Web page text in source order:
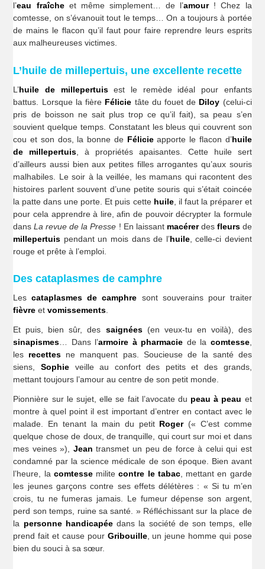
l’eau fraîcheet même simplement… de l’amour! Chez la
comtesse, on s’évanouit tout le temps… On a toujours à portée
de mains le flacon qu’il faut pour faire reprendre leurs esprits
aux malheureuses victimes.
L’huile de millepertuis, une excellente recette
L’huile de millepertuisest le remède idéal pour enfants
battus. Lorsque la fière Félicie tâte du fouet de Diloy (celui-ci
pris de boisson ne sait plus trop ce qu’il fait), sa peau s’en
souvient quelque temps. Constatant les bleus qui couvrent son
cou et son dos, la bonne de Félicieapporte le flacon d’huile
de millepertuis , à propriétés apaisantes. Cette huile sert
d’ailleurs aussi bien aux petites filles arrogantes qu’aux souris
malhabiles. Le soir à la veillée, les mamans qui racontent des
histoires parlent souvent d’une petite souris qui s’était coincée
la patte dans une porte. Et puis cette huile, il faut la préparer et
pour cela apprendre à lire, afin de pouvoir décrypter la formule
dansLa revue de la Presse ! En laissant macérerdes fleursde
millepertuis pendant un mois dans de l’huile, celle-ci devient
rouge et prête à l’emploi.
Des cataplasmes de camphre
Lescataplasmes de camphre sont souverains pour traiter
fièvre etvomissements
Et puis, bien sûr, des saignées(en veux-tu en voilà), des
sinapismes … Dans l’armoire à pharmacie de la comtesse,
les recettes ne manquent pas. Soucieuse de la santé des
siens, Sophieveille au confort des petits et des grands,
mettant toujours l’amour au centre de son petit monde.
Pionnière sur le sujet, elle se fait l’avocate du peau à peau et
montre à quel point il est important d’entrer en contact avec le
malade. En tenant la main du petit Roger(« C’est comme
quelque chose de doux, de tranquille, qui court sur moi et dans
mes veines »), Jean transmet un peu de force à celui qui est
condamné par la science médicale de son époque. Bien avant
l’heure, la comtessemilitecontre le tabac, mettant en garde
les jeunes garçons contre ses effets délétères : « Si tu m’en
crois, tu ne fumeras jamais. Le fumeur dépense son argent,
perd son temps, ruine sa santé. » Réfléchissant sur la place de
la personne handicapéedans la société de son temps, elle
prend fait et cause pour Gribouille, un jeune homme qui pose
bien du souci à sa sœur.